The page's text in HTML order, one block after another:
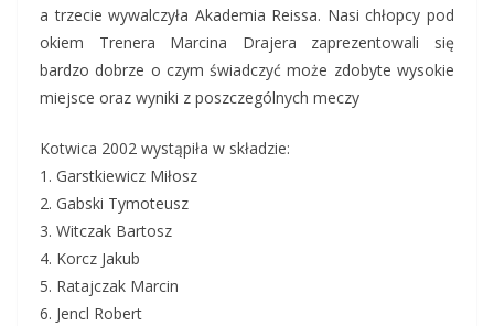
a trzecie wywalczyła Akademia Reissa. Nasi chłopcy pod
okiem Trenera Marcina Drajera zaprezentowali się
bardzo dobrze o czym świadczyć może zdobyte wysokie
miejsce oraz wyniki z poszczególnych meczy
Kotwica 2002 wystąpiła w składzie:
1. Garstkiewicz Miłosz
2. Gabski Tymoteusz
3. Witczak Bartosz
4. Korcz Jakub
5. Ratajczak Marcin
6. Jencl Robert